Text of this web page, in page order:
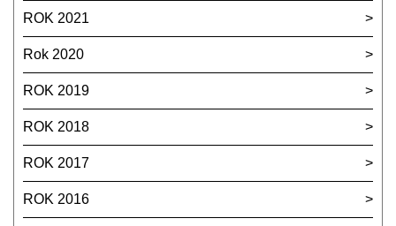
ROK 2021
Rok 2020
ROK 2019
ROK 2018
ROK 2017
ROK 2016